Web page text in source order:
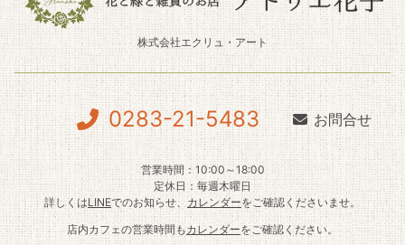
株式会社エクリュ・アート
0283-21-5483 お問合せ
営業時間：10:00～18:00
定休日：毎週木曜日
詳しくはLINEでのお知らせ、カレンダーをご確認くださいませ。
店内カフェの営業時間もカレンダーをご確認ください。